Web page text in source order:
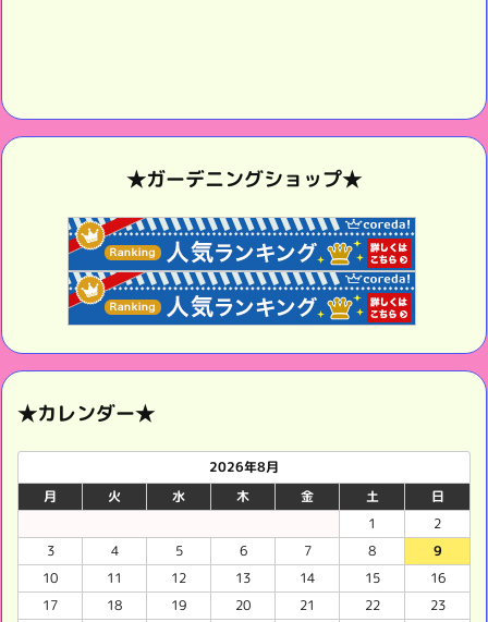
★ガーデニングショップ★
★カレンダー★
2026年8月
月
火 水 木 金 土 日
1
2
3
4 5 6 7 8
9
10
11 12 13 14 15
16
17
18 19 20 21 22
23